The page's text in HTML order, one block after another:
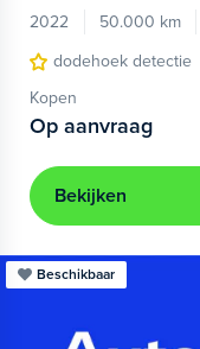
2022
50.000 km
dodehoek detectie
Kopen
Op aanvraag
Bekijken
Beschikbaar